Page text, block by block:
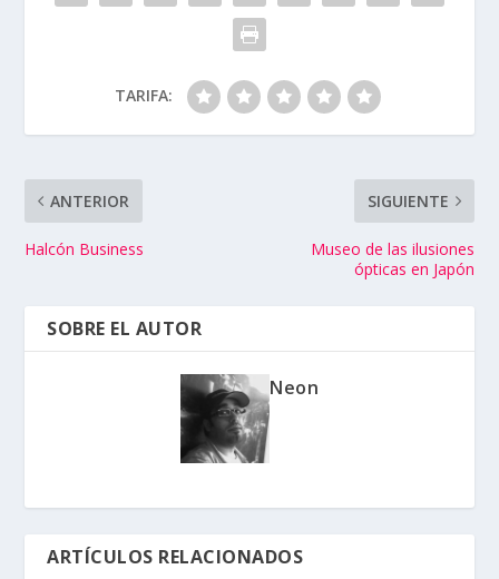
TARIFA:
ANTERIOR
Halcón Business
SIGUIENTE
Museo de las ilusiones
ópticas en Japón
SOBRE EL AUTOR
Neon
ARTÍCULOS RELACIONADOS